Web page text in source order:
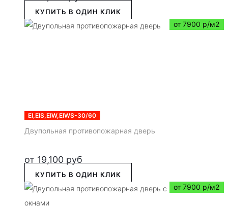
КУПИТЬ В ОДИН КЛИК
от 7900 р/м2
EI,EIS,EIW,EIWS-30/60
Двупольная противопожарная дверь
от 19,100 руб
КУПИТЬ В ОДИН КЛИК
от 7900 р/м2